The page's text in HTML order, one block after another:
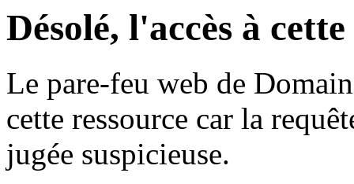
Désolé, l'accès à
Le pare-feu web de
cette ressource car la
jugée suspicieuse.